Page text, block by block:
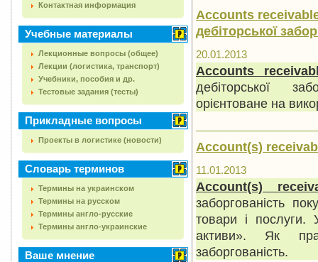
Контактная информация
Учебные материалы
Лекционные вопросы (общее)
Лекции (логистика, транспорт)
Учебники, пособия и др.
Тестовые задания (тесты)
Прикладные вопросы
Проекты в логистике (новости)
Словарь терминов
Термины на украинском
Термины на русском
Термины англо-русские
Термины англо-украинские
Ваше мнение
Accounts
дебіторської
20.01.2013
Accounts
дебіторської
орієнтоване на
Account(s)
11.01.2013
Account(s)
заборгованість
товари і послуги.
активи». Як
заборгованість.